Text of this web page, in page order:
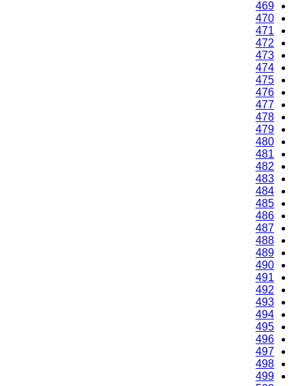
469
470
471
472
473
474
475
476
477
478
479
480
481
482
483
484
485
486
487
488
489
490
491
492
493
494
495
496
497
498
499